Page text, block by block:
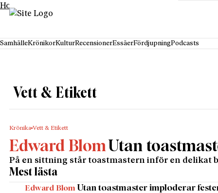
Hoppa till innehåll
SamhälleKrönikorKulturRecensionerEssäerFördjupningPodcasts
Vett & Etikett
Krönika Vett & Etikett
Edward Blom Utan
På en sittning står toastmastern inför en delikat
Mest lästa
Edward Blom Utan toastmaster imploderar